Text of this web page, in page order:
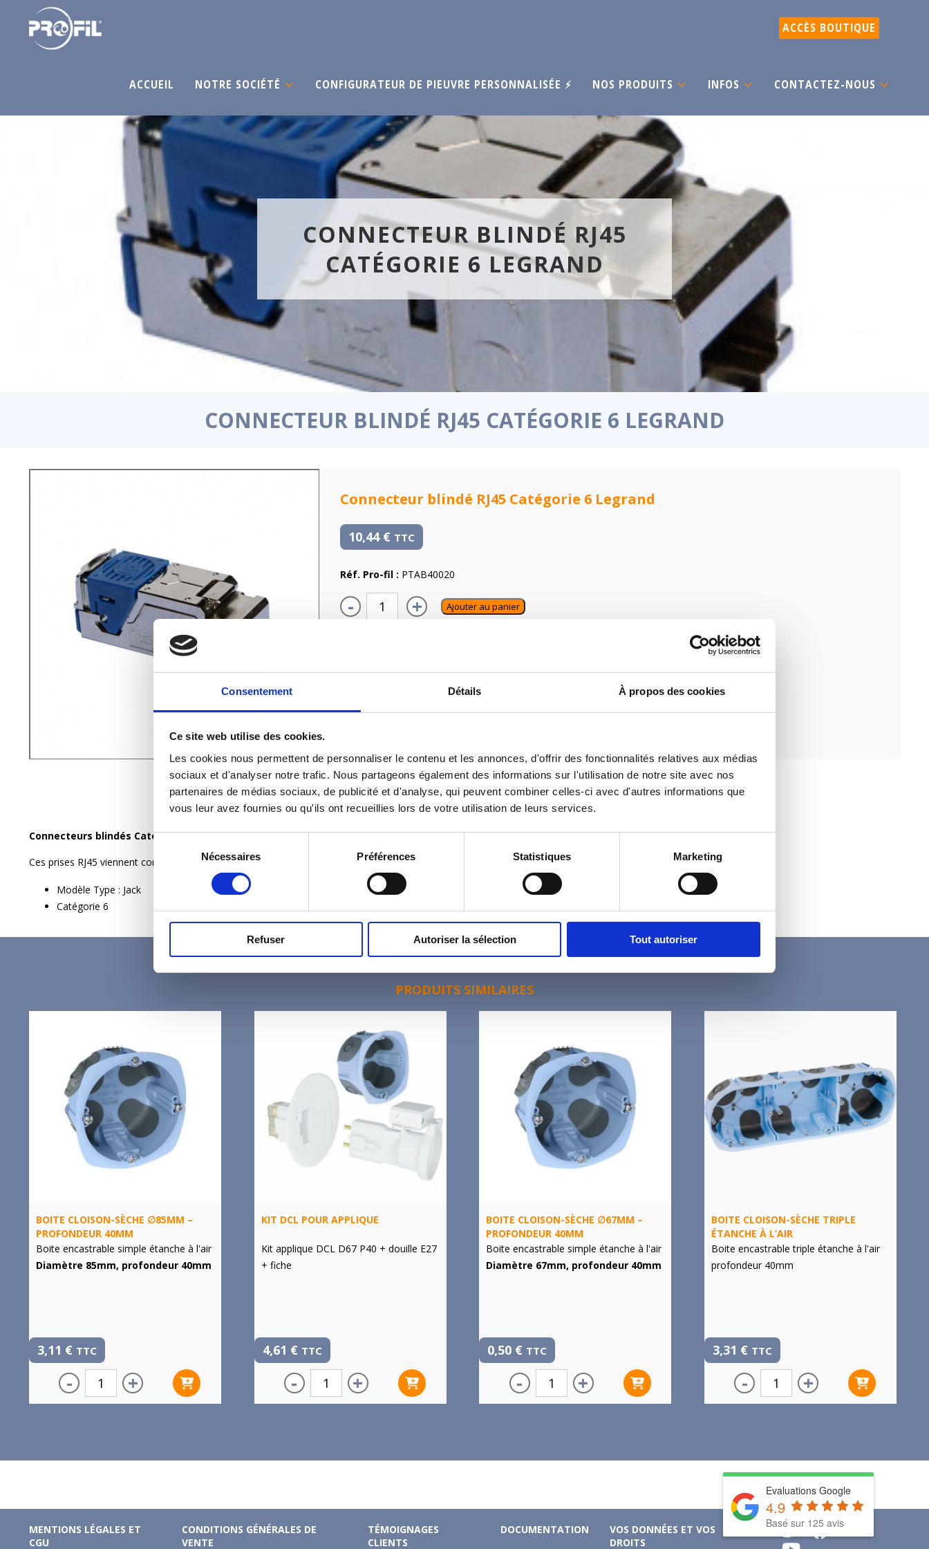
Consentement Détails À propos des cookies
Ce site web utilise des cookies.
Les cookies nous permettent de personnaliser le contenu et les annonces, d'offrir des fonctionnalités relatives aux médias
sociaux et d'analyser notre trafic. Nous partageons également des informations sur l'utilisation de notre site avec nos
partenaires de médias sociaux, de publicité et d'analyse, qui peuvent combiner celles-ci avec d'autres informations que
vous leur avez fournies ou qu'ils ont recueillies lors de votre utilisation de leurs services.
Sélection
consentement
Nécessaires Préférences Statistiques Marketing
Refuser Autoriser la sélection Tout autoriser
ACCÈS BOUTIQUE
ACCUEIL NOTRE SOCIÉTÉ CONFIGURATEUR DE PIEUVRE PERSONNALISÉE ⚡ NOS PRODUITS INFOS CONTACTEZ-NOUS
CONNECTEUR BLINDÉ RJ45
CATÉGORIE 6 LEGRAND
CONNECTEUR BLINDÉ RJ45 CATÉGORIE 6 LEGRAND
Connecteur blindé RJ45 Catégorie 6 Legrand
10,44 € TTC
Réf. Pro-fil : PTAB40020
- + Ajouter au panier
DESCRIPTION
Connecteurs blindés Catégorie 6 Legrand – STP LCS³ – certifié PoE++
Ces prises RJ45 viennent compléter le module d’extension pour coffret de communication Drivia.
Modèle Type : Jack
Catégorie 6
PRODUITS SIMILAIRES
BOITE CLOISON-SÈCHE ∅85MM –
PROFONDEUR 40MM
Boite encastrable simple étanche à l'air
Diamètre 85mm, profondeur 40mm
3,11 € TTC
- +
KIT DCL POUR APPLIQUE
Kit applique DCL D67 P40 + douille E27
+ fiche
4,61 € TTC
- +
BOITE CLOISON-SÈCHE ∅67MM –
PROFONDEUR 40MM
Boite encastrable simple étanche à l'air
Diamètre 67mm, profondeur 40mm
0,50 € TTC
- +
BOITE CLOISON-SÈCHE TRIPLE
ÉTANCHE À L’AIR
Boite encastrable triple étanche à l'air
profondeur 40mm
3,31 € TTC
- +
MENTIONS LÉGALES ET
CGU
CONDITIONS GÉNÉRALES DE
VENTE
TÉMOIGNAGES
CLIENTS
DOCUMENTATION
VOS DONNÉES ET VOS
DROITS
Evaluations Google
4.9
Basé sur 125 avis